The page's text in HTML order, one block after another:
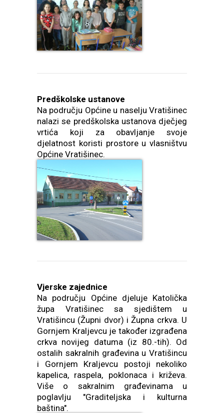
Predškolske ustanove
Na području Općine u naselju Vratišinec
nalazi se predškolska ustanova dječjeg
vrtića koji za obavljanje svoje
djelatnost koristi prostore u vlasništvu
Općine Vratišinec.
Vjerske zajednice
Na području Općine djeluje Katolička
župa Vratišinec sa sjedištem u
Vratišincu (Župni dvor) i Župna crkva. U
Gornjem Kraljevcu je također izgrađena
crkva novijeg datuma (iz 80.-tih). Od
ostalih sakralnih građevina u Vratišincu
i Gornjem Kraljevcu postoji nekoliko
kapelica, raspela, poklonaca i križeva.
Više o sakralnim građevinama u
poglavlju "Graditeljska i kulturna
baština".